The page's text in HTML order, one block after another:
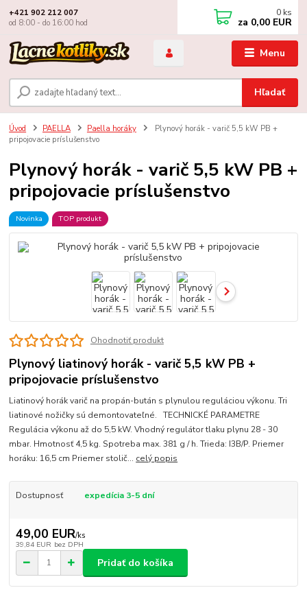
Menu
Hľadať
+421 902 212 007
od 8:00 - do 16:00 hod
0 ks
za 0,00 EUR
Úvod PAELLA Paella horáky
Plynový horák - varič 5,5 kW PB +
pripojovacie príslušenstvo
Plynový horák - varič 5,5 kW PB +
pripojovacie príslušenstvo
Novinka TOP produkt
Ohodnotiť produkt
Plynový liatinový horák - varič 5,5 kW PB +
pripojovacie príslušenstvo
Liatinový horák varič na propán-bután s plynulou reguláciou výkonu. Tri
liatinové nožičky sú demontovateľné. TECHNICKÉ PARAMETRE
Regulácia výkonu až do 5,5 kW. Vhodný regulátor tlaku plynu 28 - 30
mbar. Hmotnosť 4,5 kg. Spotreba max. 381 g / h. Trieda: I3B/P. Priemer
horáku: 16,5 cm Priemer stolič... celý popis
Dostupnosť expedícia 3-5 dní
49,00 EUR/ks
39,84 EUR bez DPH
Pridať do košíka